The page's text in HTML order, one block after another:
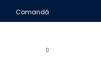
Comandă